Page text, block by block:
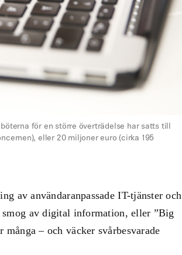
för en större överträdelse har satts till
eller 20 miljoner euro (cirka 195
av användaranpassade IT-tjänster och
av digital information, eller ”Big
– och väcker svårbesvarade